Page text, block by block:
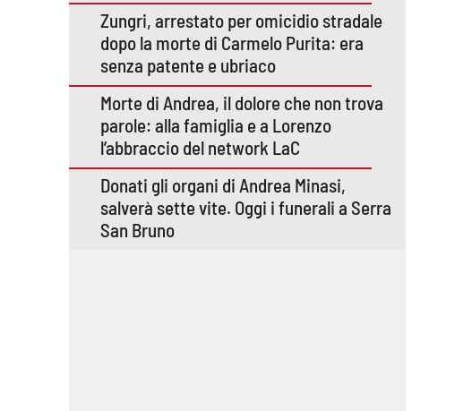
Zungri, arrestato per omicidio stradale
dopo la morte di Carmelo Purita: era
senza patente e ubriaco
Morte di Andrea, il dolore che non trova
parole: alla famiglia e a Lorenzo
l’abbraccio del network LaC
Donati gli organi di Andrea Minasi,
salverà sette vite. Oggi i funerali a Serra
San Bruno